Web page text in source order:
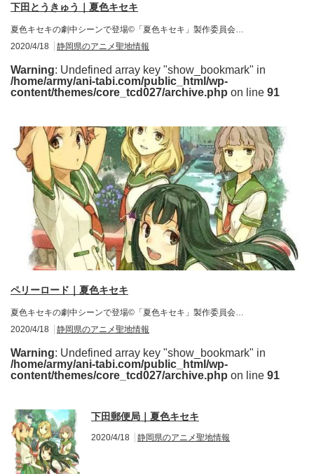
下田とうきゅう｜夏色キセキ
夏色キセキの劇中シーンで登場©「夏色キセキ」製作委員会…
2020/4/18
静岡県のアニメ聖地情報
Warning: Undefined array key "show_bookmark" in
/home/army/ani-tabi.com/public_html/wp-
content/themes/core_tcd027/archive.php on line 91
ペリーロード｜夏色キセキ
夏色キセキの劇中シーンで登場©「夏色キセキ」製作委員会…
2020/4/18
静岡県のアニメ聖地情報
Warning: Undefined array key "show_bookmark" in
/home/army/ani-tabi.com/public_html/wp-
content/themes/core_tcd027/archive.php on line 91
下田郵便局｜夏色キセキ
2020/4/18 静岡県のアニメ聖地情報